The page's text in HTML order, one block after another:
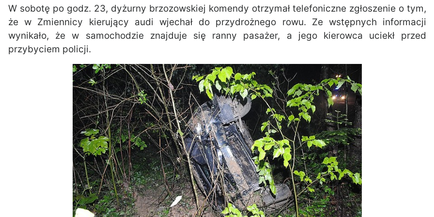
W sobotę po godz. 23, dyżurny brzozowskiej komendy otrzymał telefoniczne zgłoszenie o tym,
że w Zmiennicy kierujący audi wjechał do przydrożnego rowu. Ze wstępnych informacji
wynikało, że w samochodzie znajduje się ranny pasażer, a jego kierowca uciekł przed
przybyciem policji.